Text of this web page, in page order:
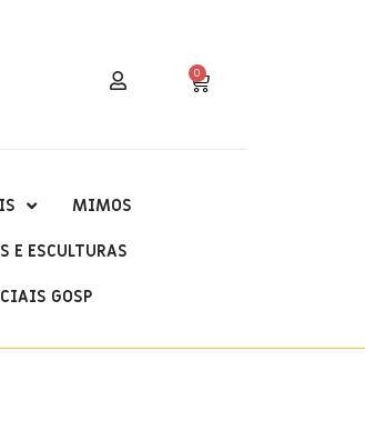
0
MIMOS
E ESCULTURAS
GOSP